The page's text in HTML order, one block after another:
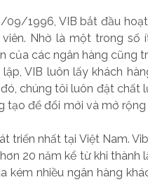
09/1996, VIB bắt đầu
Nhờ là một trong số
của các ngân hàng cũng
VIB luôn lấy khách
chúng tôi luôn đặt chất
tạo để đổi mới và mở
triển nhất tại Việt Nam.
20 năm kể từ khi thành
kém nhiều ngân hàng